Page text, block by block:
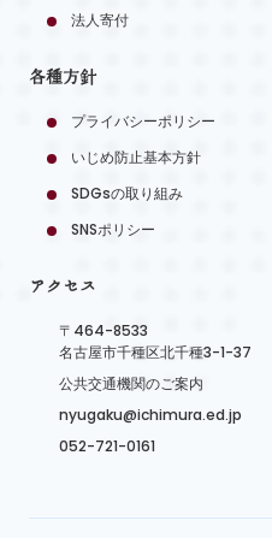
法人寄付
各種方針
プライバシーポリシー
いじめ防止基本方針
SDGsの取り組み
SNSポリシー
アクセス
〒464-8533
名古屋市千種区北千種3-1-37
公共交通機関のご案内
nyugaku@ichimura.ed.jp
052-721-0161